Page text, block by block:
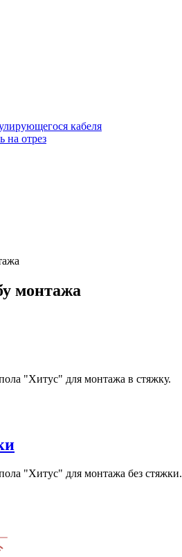
кабеля
на отрез
монтажа
"Хитус" для монтажа в стяжку.
"Хитус" для монтажа без стяжки.